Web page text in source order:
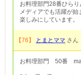
お料理部門28番ひらり
メディアでも活躍が始
楽しみにしています。
【76】 とまとママ さん
お料理部門 50番